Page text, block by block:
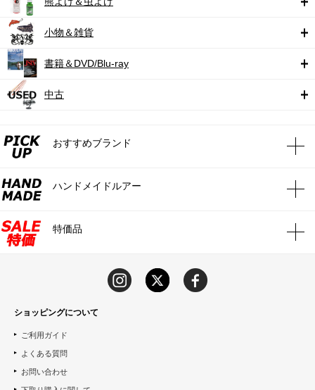
小物＆雑貨
書籍＆DVD/Blu-ray
中古
おすすめブランド
ハンドメイドルアー
特価品
ショッピングについて
ご利用ガイド
よくある質問
お問い合わせ